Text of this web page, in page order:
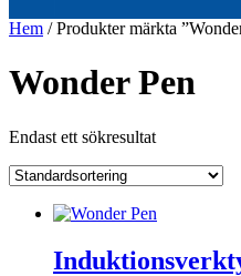
Hem / Produkter märkta
Wonder Pen
Endast ett sökresultat